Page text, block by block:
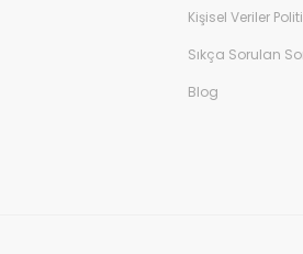
Kişisel Veriler
Sıkça Sorulan
Blog